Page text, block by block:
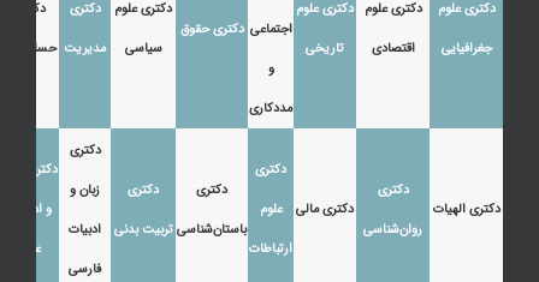
دکتری علوم
جغرافیایی
دکتری علوم
اقتصادی
دکتری علوم
تاریخی
اجتماعی
و
مددکاری
دکتری حقوق
دکتری علوم
سیاسی
دکتری
مدیریت
دکتری
حسابداری
دکتری الهیات
دکتری
روان‌شناسی
دکتری مالی
دکتری
علوم
ارتباطات
دکتری
باستان‌شناسی
دکتری
تربیت بدنی
دکتری
زبان و
ادبیات
فارسی
دکتری زبان
و ادبیات
عرب